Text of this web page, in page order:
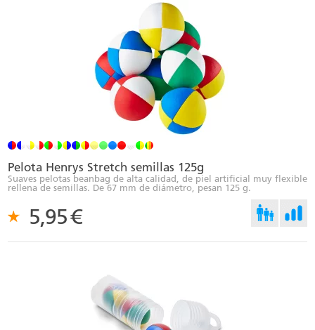
Pelota Henrys Stretch semillas 125g
Suaves pelotas beanbag de alta calidad, de piel artificial muy flexible
rellena de semillas. De 67 mm de diámetro, pesan 125 g.
5,95€